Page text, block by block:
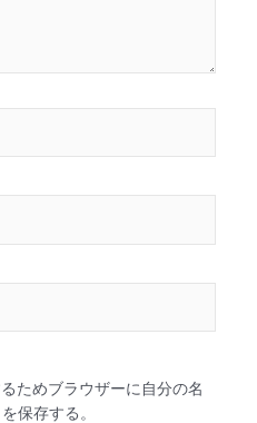
ためブラウザーに自分の名
保存する。